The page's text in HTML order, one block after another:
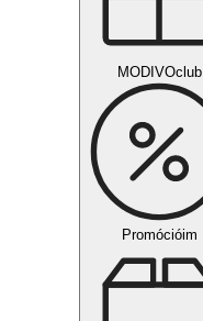
MODIVOclub
Promócióim